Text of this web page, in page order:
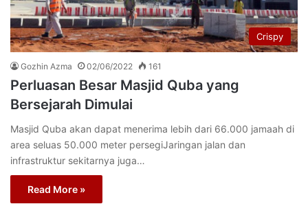
Crispy
Gozhin Azma 02/06/2022 161
Perluasan Besar Masjid Quba yang
Bersejarah Dimulai
Masjid Quba akan dapat menerima lebih dari 66.000 jamaah di
area seluas 50.000 meter persegiJaringan jalan dan
infrastruktur sekitarnya juga…
Read More »